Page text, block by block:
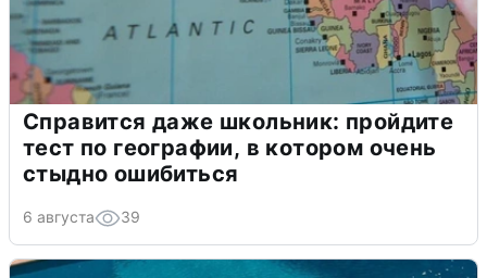
Справится даже школьник: пройдите
тест по географии, в котором очень
стыдно ошибиться
6 августа 39